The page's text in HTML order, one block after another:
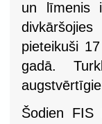
un līmenis
pieteikuši
gadā.
Šodien FIS